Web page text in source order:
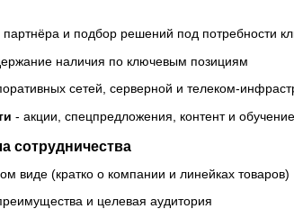
и подбор решений под потребности
наличия по ключевым позициям
сетей, серверной и телеком-
- акции, спецпредложения, контент и обучение
сотрудничества
виде (кратко о компании и линейках товаров)
и целевая аудитория